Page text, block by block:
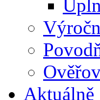
Aktuálně